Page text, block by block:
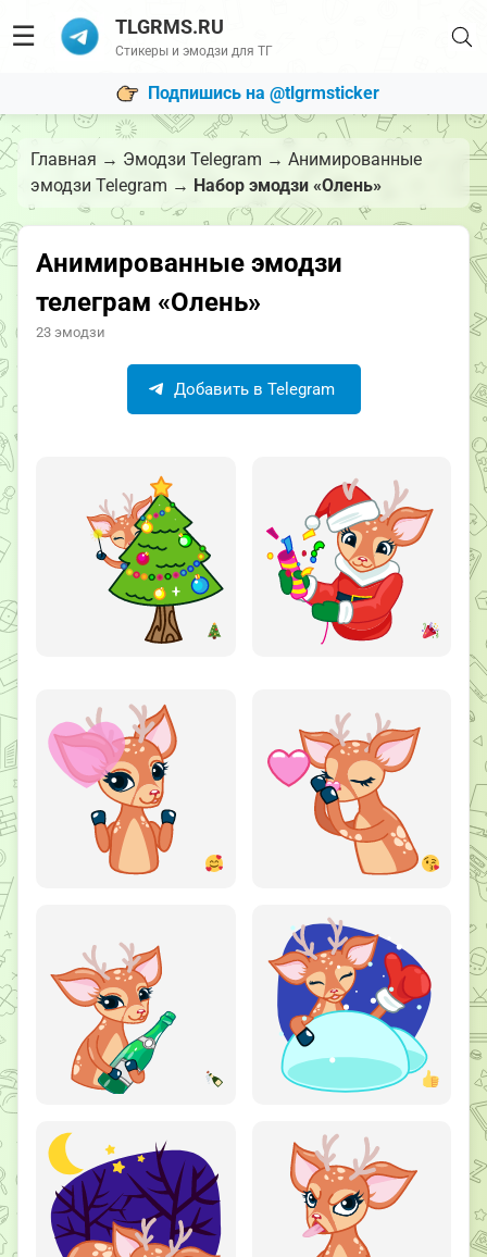
☰ TLGRMS.RU
Стикеры и эмодзи для ТГ
Подпишись на @tlgrmsticker
Главная → Эмодзи Telegram → Анимированные
эмодзи Telegram → Набор эмодзи «Олень»
Анимированные эмодзи
телеграм «Олень»
23 эмодзи
Добавить в Telegram